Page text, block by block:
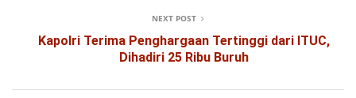
NEXT POST
Kapolri Terima Penghargaan Tertinggi dari ITUC,
Dihadiri 25 Ribu Buruh